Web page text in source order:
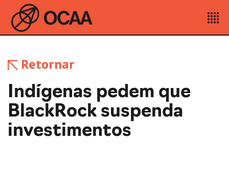
Retornar
Indígenas pedem que
BlackRock suspenda
investimentos